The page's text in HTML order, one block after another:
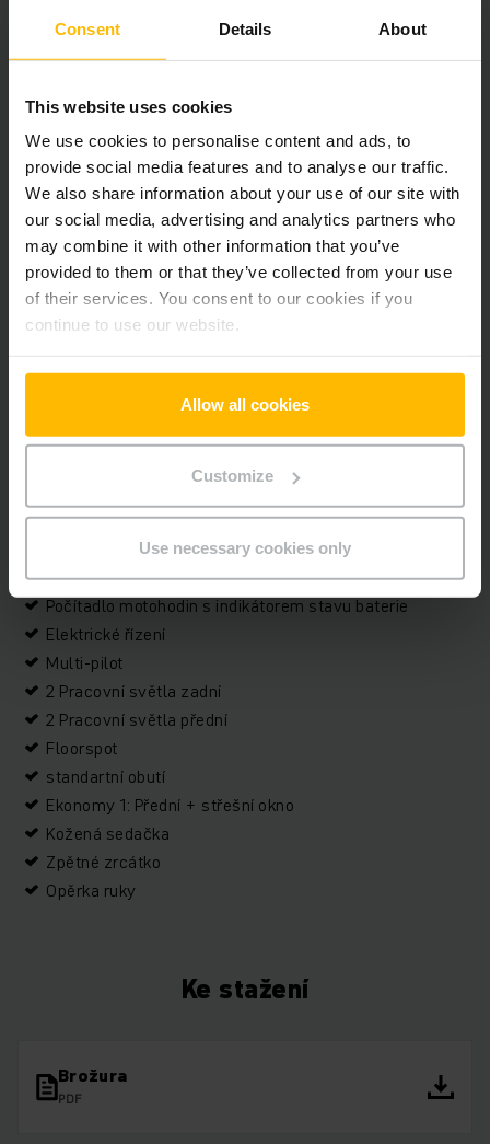
Consent Details About
This website uses cookies
We use cookies to personalise content and ads, to
provide social media features and to analyse our traffic.
We also share information about your use of our site with
our social media, advertising and analytics partners who
may combine it with other information that you’ve
provided to them or that they’ve collected from your use
of their services. You consent to our cookies if you
continue to use our website.
Allow all cookies
Customize
Use necessary cookies only
Nosnost 1600 kg
Motohodiny
Výška 2165 mm
Délka vidlí 1150 mm
Typ sloupu Duplex s volným zdvihem
Typ pohonu
Sériové číslo FN641294
Doplňky
Přídavná hydraulika 1 Funkce
Boční výměna baterie
Počítadlo motohodin s indikátorem stavu baterie
Elektrické řízení
Multi-pilot
2 Pracovní světla zadní
2 Pracovní světla přední
Floorspot
standartní obutí
Ekonomy 1: Přední + střešní okno
Kožená sedačka
Zpětné zrcátko
Opěrka ruky
Ke stažení
Brožura
PDF